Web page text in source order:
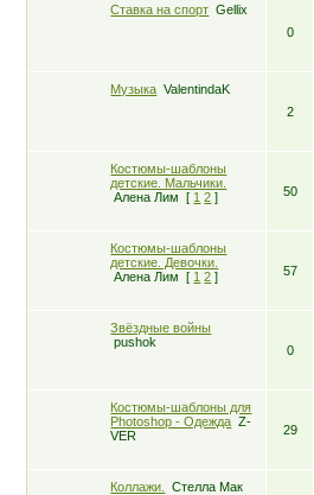
Ставка на спорт Gellix
0
Музыка ValentindaK
2
Костюмы-шаблоны
детские. Мальчики.
Алена Лим
[ 1 2 ] 50
Костюмы-шаблоны
детские. Девочки.
Алена Лим
[ 1 2 ] 57
Звёздные войны
pushok
0
Костюмы-шаблоны для
Photoshop - Одежда Z-
VER
29
Коллажи.
Стелла Мак